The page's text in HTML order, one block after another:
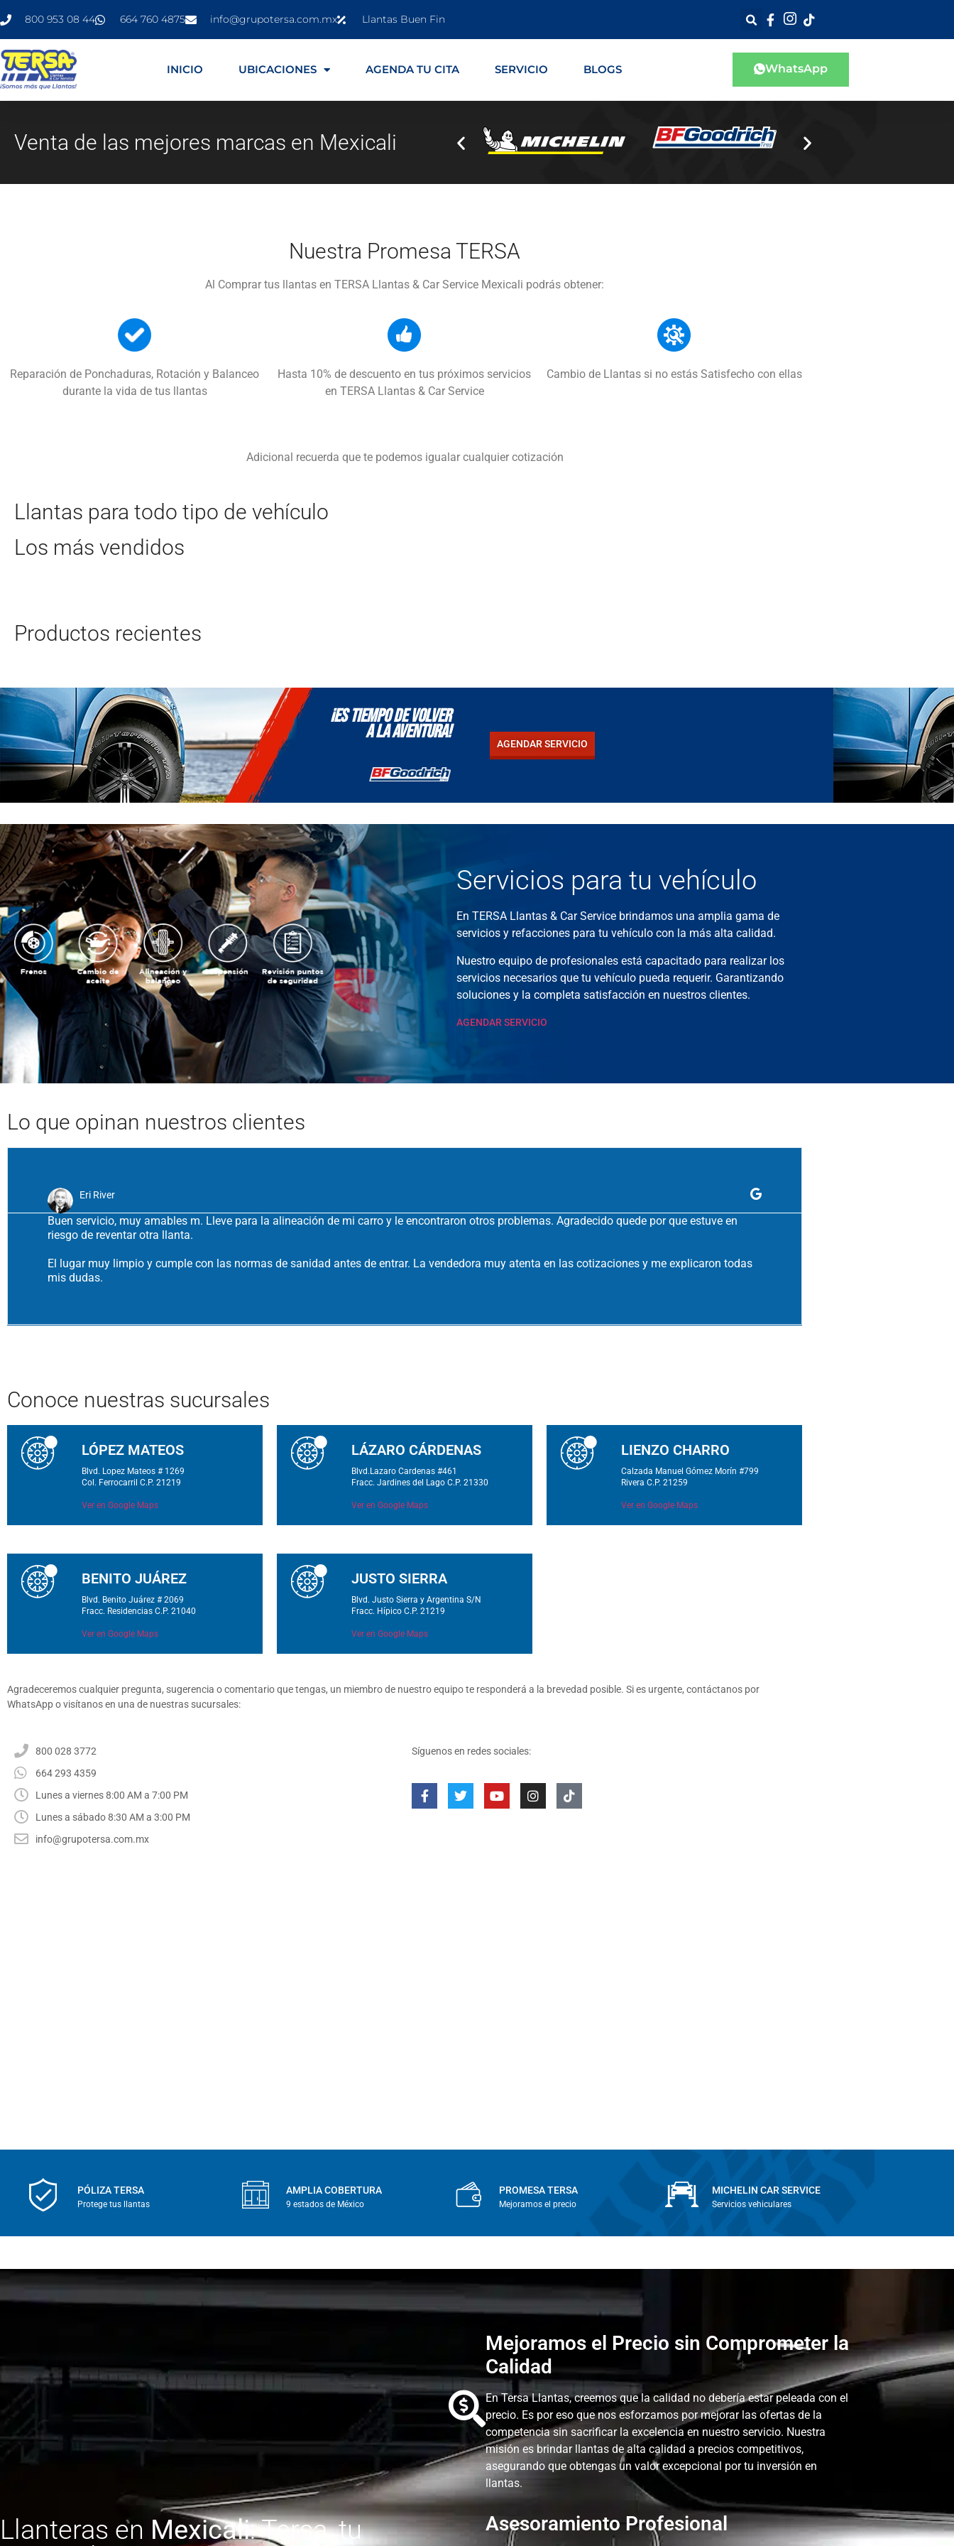
800 953 08 44 664 760 4875 info@grupotersa.com.mx Llantas Buen Fin
INICIO UBICACIONES AGENDA TU CITA SERVICIO BLOGS WhatsApp
Venta de las mejores marcas en Mexicali
Nuestra Promesa TERSA
Al Comprar tus llantas en TERSA Llantas & Car Service Mexicali podrás obtener:
Reparación de Ponchaduras, Rotación y Balanceo
durante la vida de tus llantas
Hasta 10% de descuento en tus próximos servicios
en TERSA Llantas & Car Service
Cambio de Llantas si no estás Satisfecho con ellas
Adicional recuerda que te podemos igualar cualquier cotización
Llantas para todo tipo de vehículo
Los más vendidos
Productos recientes
¡Es tiempo de volver
a la aventura!
AGENDAR SERVICIO
Servicios para tu vehículo
En TERSA Llantas & Car Service brindamos una amplia gama de
servicios y refacciones para tu vehículo con la más alta calidad.
Nuestro equipo de profesionales está capacitado para realizar los
servicios necesarios que tu vehículo pueda requerir. Garantizando
soluciones y la completa satisfacción en nuestros clientes.
AGENDAR SERVICIO
Lo que opinan nuestros clientes
Eri River
Buen servicio, muy amables m. Lleve para la alineación de mi carro y le encontraron otros problemas. Agradecido quede por que estuve en
riesgo de reventar otra llanta.
El lugar muy limpio y cumple con las normas de sanidad antes de entrar. La vendedora muy atenta en las cotizaciones y me explicaron todas
mis dudas.
Conoce nuestras sucursales
LÓPEZ MATEOS
Blvd. Lopez Mateos # 1269
Col. Ferrocarril C.P. 21219
Ver en Google Maps
LÁZARO CÁRDENAS
Blvd.Lazaro Cardenas #461
Fracc. Jardines del Lago C.P. 21330
Ver en Google Maps
LIENZO CHARRO
Calzada Manuel Gómez Morín #799
Rivera C.P. 21259
Ver en Google Maps
BENITO JUÁREZ
Blvd. Benito Juárez # 2069
Fracc. Residencias C.P. 21040
Ver en Google Maps
JUSTO SIERRA
Blvd. Justo Sierra y Argentina S/N
Fracc. Hípico C.P. 21219
Ver en Google Maps
Agradeceremos cualquier pregunta, sugerencia o comentario que tengas, un miembro de nuestro equipo te responderá a la brevedad posible. Si es urgente, contáctanos por
WhatsApp o visítanos en una de nuestras sucursales:
800 028 3772
664 293 4359
Lunes a viernes 8:00 AM a 7:00 PM
Lunes a sábado 8:30 AM a 3:00 PM
info@grupotersa.com.mx
Síguenos en redes sociales:
PÓLIZA TERSA
Protege tus llantas
AMPLIA COBERTURA
9 estados de México
PROMESA TERSA
Mejoramos el precio
MICHELIN CAR SERVICE
Servicios vehiculares
Llanteras en Mexicali: Tersa, tu
Mejoramos el Precio sin Comprometer la
Calidad
En Tersa Llantas, creemos que la calidad no debería estar peleada con el
precio. Es por eso que nos esforzamos por mejorar las ofertas de la
competencia sin sacrificar la excelencia en nuestro servicio. Nuestra
misión es brindar llantas de alta calidad a precios competitivos,
asegurando que obtengas un valor excepcional por tu inversión en
llantas.
Asesoramiento Profesional